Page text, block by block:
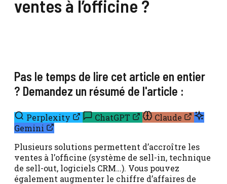
ventes à l’officine ?
Pas le temps de lire cet article en entier
? Demandez un résumé de l'article :
Perplexity ChatGPT
Claude
Gemini
Plusieurs solutions permettent d’accroître les
ventes à l’officine (système de sell-in, technique
de sell-out, logiciels CRM…). Vous pouvez
également augmenter le chiffre d’affaires de